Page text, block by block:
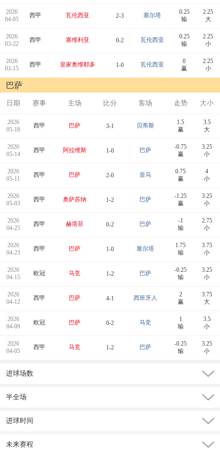
2026
04-05
西甲 瓦伦西亚 2-3 塞尔塔
0.25
输
2.25
大
2026
03-22
西甲 塞维利亚 0-2 瓦伦西亚
0.25
输
2.25
小
2026
03-15
西甲 皇家奥维耶多 1-0 瓦伦西亚
0
赢
2.25
小
巴萨
日期 赛事 主场 比分 客场 走势 大小
2026
05-18
西甲 巴萨 3-1 贝蒂斯
1.5
赢
3.5
大
2026
05-14
西甲 阿拉维斯 1-0 巴萨
-0.75
赢
3.25
小
2026
05-11
西甲 巴萨 2-0 皇马
0.75
赢
4
小
2026
05-03
西甲 奥萨苏纳 1-2 巴萨
-1.25
赢
3.25
小
2026
04-25
西甲 赫塔菲 0-2 巴萨
-1
输
2.75
小
2026
04-23
西甲 巴萨 1-0 塞尔塔
1.75
输
3.75
小
2026
04-15
欧冠 马竞 1-2 巴萨
-0.25
输
3.25
小
2026
04-12
西甲 巴萨 4-1 西班牙人
2
赢
3.75
大
2026
04-09
欧冠 巴萨 0-2 马竞
1
输
3.5
小
2026
04-05
西甲 马竞 1-2 巴萨
-0.25
输
3.25
小
进球场数
半全场
进球时间
未来赛程